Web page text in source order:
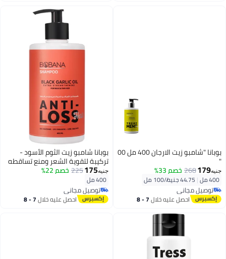
بوبانا "شامبو زيت الارجان 400 مل 00
"
جنيه179
268 خصم 33%
400 مل |
توصيل مجاني
توصيل مجانياحصل عليه خلال 7 - 8
بوبانا شامبو زيت الثوم الأسود -
تركيبة لتقوية الشعر ومنع تساقطه
- 400 مل
جنيه175
225 خصم 22%
400 مل
توصيل مجاني
توصيل مجانياحصل عليه خلال 7 - 8